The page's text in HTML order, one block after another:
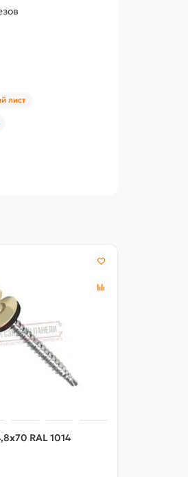
лист
RAL 1014